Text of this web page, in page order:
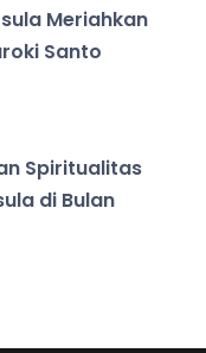
Meriahkan
Santo
Spiritualitas
di Bulan